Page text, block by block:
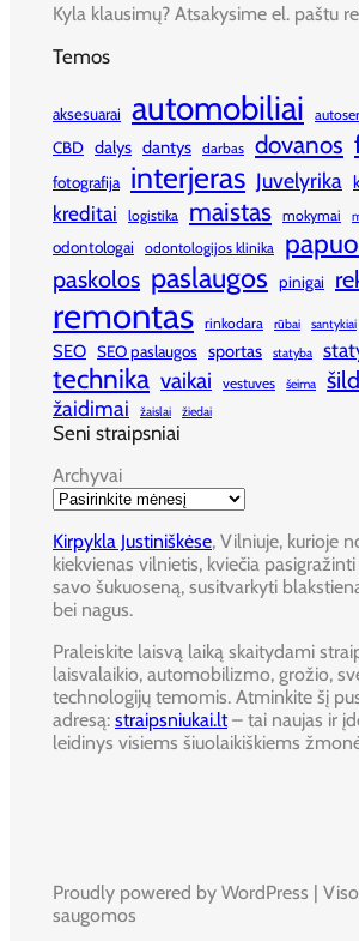
Kyla klausimų? Atsakysime el. paštu
Temos
aksesuarai automobiliai
CBD dalys dantys darbas dovanos
fotografija interjeras Juvelyrika
kreditai logistika maistas mokymai
odontologai odontologijos klinika
paskolos paslaugos pinigai
remontas rinkodara rūbai santykiai
SEO SEO paslaugos sportas statyba
technika vaikai vestuves šeima
žaidimai žaislai žiedai
Seni straipsniai
Archyvai
Kirpykla Justiniškėse, Vilniuje, kurioje
kiekvienas vilnietis, kviečia
savo šukuoseną, susitvarkyti
bei nagus.
Praleiskite laisvą laiką skaitydami
laisvalaikio, automobilizmo, grožio,
technologijų temomis. Atminkite šį
adresą: straipsniukai.lt– tai naujas ir
leidinys visiems šiuolaikiškiems
Proudly powered by WordPress |
saugomos